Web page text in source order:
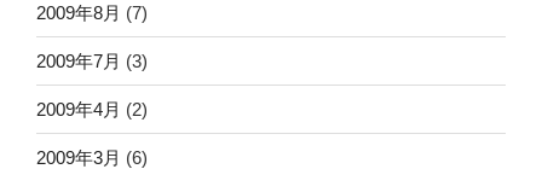
2009年8月 (7)
2009年7月 (3)
2009年4月 (2)
2009年3月 (6)